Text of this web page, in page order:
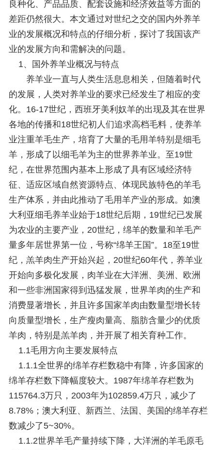
良种化、产品品质、配套设施和经济效益等方面的
差距仍然很大。本文通过对世纪之交的国内外养羊
业的发展概况和特点的仔细分析，探讨了我国该产
业的发展方向和需解决的问题。
1、国外养羊业概况与特点
养羊业一直与人类生活息息相关，但随着时代
的发展，人类对养羊业的要求已经发生了相应的变
化。16-17世纪，西班牙美利奴羊的出现及其在世界
各地的传播和18世纪初人们追求高档毛料，使养羊
业注重羊毛生产，培育了大量的毛用羊特别是细毛
羊，形成了以细毛羊为主的世界养羊业。至19世
纪，在世界范围内基本上形成了具有区域经济特
征、适应区域自然资源特点、体现民族特色的羊毛
生产体系，并由此推动了毛用羊产业的形成。如澳
大利亚细毛养羊业始于18世纪后期，19世纪已发展
为农业的主要产业，20世纪，绵羊的数量和羊毛产
量多年居世界第一位，号称“绵羊王国”。18至19世
纪，羔羊肉生产开始兴起，20世纪60年代，养羊业
开始向多极化发展，肉羊业在大洋洲、美洲、欧洲
和一些非洲国家得到迅猛发展，世界羊肉的生产和
消费显著增长，并且许多国家羊肉由数量型增长转
向质量型增长，生产瘦肉量高、脂肪含量少的优质
羊肉，特别是羔羊肉，并开展了相关育种工作。
1.1毛用方向主要发展特点
1.1.1全世界的绵羊存栏数稳中有降，许多国家的
绵羊存栏数下降幅度较大。1987年绵羊存栏数为
115764.3万只，2003年为102859.4万只，减少了
8.78%；澳大利亚、新西兰、法国、美国的绵羊存栏
数减少了5~30%。
1.1.2世界羊毛产量持续下降，大洋洲的羊毛原毛